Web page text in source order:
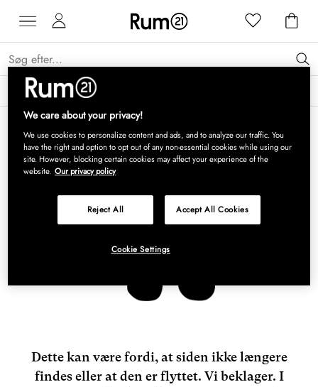
Få 15 % på Grythyttan Stålmöbler* →
Dette kan være fordi, at siden ikke længere
findes eller at den er flyttet. Vi beklager. I
We care about your privacy!
We use cookies to personalize content and ads, and to analyze our traffic. You
have the right and option to opt out of any non-essential cookies while using our
site. However, blocking certain cookies may affect your experience of the
website. Our privacy policy
Reject All Accept All Cookies
Cookie Settings